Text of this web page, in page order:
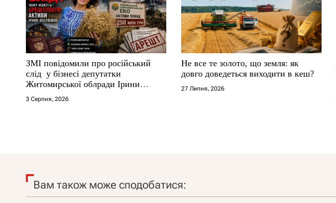
ЗМІ повідомили про російський
слід у бізнесі депутатки
Житомирської облради Ірини
Костюшко та чому можуть
арештувати її активи
3 Серпня, 2026
Не все те золото, що земля: як
довго доведеться виходити в кеш?
27 Липня, 2026
Вам також може сподобатися: